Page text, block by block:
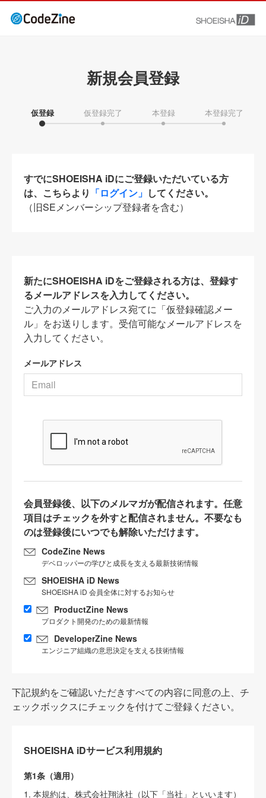
新規会員登録
仮登録 仮登録完了 本登録 本登録完了
すでにSHOEISHA iDにご登録いただいている方
は、こちらより 「ログイン」 してください。
（旧SEメンバーシップ登録者を含む）
新たにSHOEISHA iDをご登録される方は、登録す
るメールアドレスを入力してください。
ご入力のメールアドレス宛てに「仮登録確認メー
ル」をお送りします。受信可能なメールアドレスを
入力してください。
メールアドレス
会員登録後、以下のメルマガが配信されます。任意
項目はチェックを外すと配信されません。不要なも
のは登録後にいつでも解除いただけます。
CodeZine News
デベロッパーの学びと成長を支える最新技術情報
SHOEISHA iD News
SHOEISHA iD 会員全体に対するお知らせ
ProductZine News
プロダクト開発のための最新情報
DeveloperZine News
エンジニア組織の意思決定を支える技術情報
下記規約をご確認いただきすべての内容に同意の上、チ
ェックボックスにチェックを付けてご登録ください。
SHOEISHA iDサービス利用規約
第1条（適用）
1. 本規約は、株式会社翔泳社（以下「当社」といいます）